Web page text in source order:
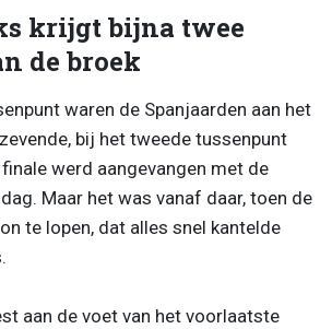
krijgt bijna twee
de broek
waren de Spanjaarden aan het
bij het tweede tussenpunt
werd aangevangen met de
Maar het was vanaf daar, toen de
te lopen, dat alles snel kantelde
aan de voet van het voorlaatste